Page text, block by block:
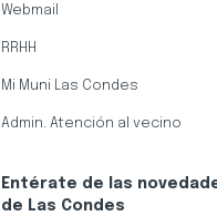
Webmail
RRHH
Mi Muni Las Condes
Admin. Atención al vecino
Entérate de las
de Las Condes